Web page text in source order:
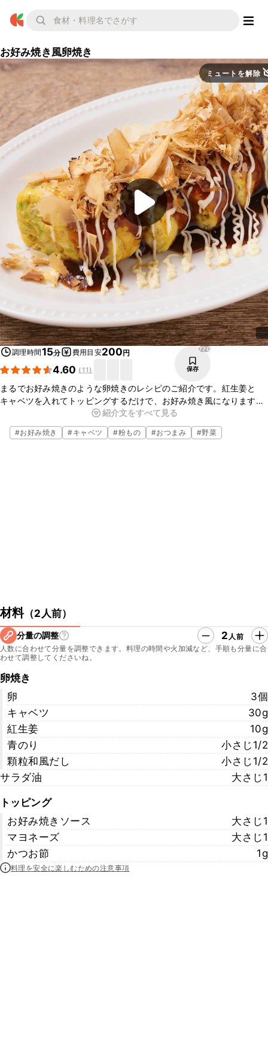
お好み焼き風卵焼き
ミュートを解除
調理時間15分 費用目安200円
4.60 (11)
770
保存
まるでお好み焼きのような卵焼きのレシピのご紹介です。紅生姜と
キャベツを入れてトッピングするだけで、お好み焼き風になります
よ！シャキッとした食感も楽しめ、おつまみにおすすめです。ぜひ
作ってみてくださいね。
紹介文をすべて見る
#お好み焼き #キャベツ #粉もの #おつまみ #野菜
材料（2人前）
分量の調整 2 人前
人数に合わせて分量を調整できます。料理の時間や火加減など、手順も分量に合
わせて調整してくださいね。
卵焼き
卵
3個
キャベツ
30g
紅生姜
10g
青のり
小さじ1/2
顆粒和風だし
小さじ1/2
サラダ油
大さじ1
トッピング
お好み焼きソース
大さじ1
マヨネーズ
大さじ1
かつお節
1g
料理を安全に楽しむための注意事項